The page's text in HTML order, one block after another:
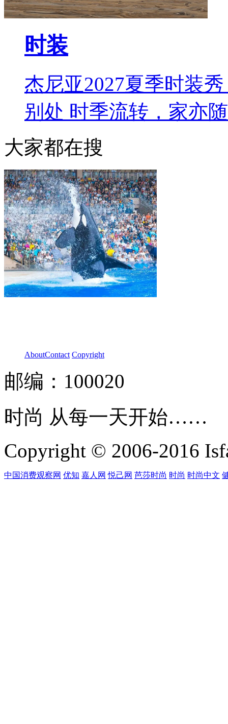
时装
杰尼亚2027夏季时装
别处 时季流转，家亦
大家都在搜
AboutContact Copyright
邮编：100020
时尚 从每一天开始……
Copyright © 2006-2016
中国消费观察网 优知 嘉人网 悦己网 芭莎时尚 时尚 时尚中文